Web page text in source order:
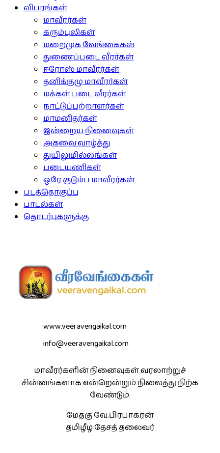
விபரங்கள்
மாவீரர்கள்
கரும்புலிகள்
மறைமுக வேங்கைகள்
துணைப்படை வீரர்கள்
ஈரோஸ் மாவீரர்கள்
தனிக்குழு மாவீரர்கள்
மக்கள் படை வீரர்கள்
நாட்டுப்பற்றாளர்கள்
மாமனிதர்கள்
இன்றைய நினைவுகள்
அகவை வாழ்த்து
துயிலுமில்லங்கள்
படையணிகள்
ஒரே குடும்ப மாவீரர்கள்
படத்தொகுப்பு
பாடல்கள்
தொடர்புகளுக்கு
www.veeravengaikal.com
info@veeravengaikal.com
மாவீரர்களின் நினைவுகள் வரலாற்றுச்
சின்னங்களாக என்றென்றும் நிலைத்து நிற்க
வேண்டும்.
மேதகு வே.பிரபாகரன்
தமிழீழ தேசத் தலைவர்